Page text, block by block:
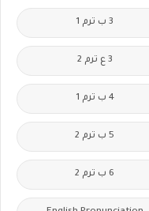
3 ب ترم 1
3 ع ترم 2
4 ب ترم 1
5 ب ترم 2
6 ب ترم 2